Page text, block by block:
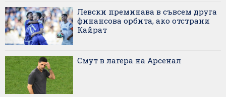
Левски преминава в съвсем друга
финансова орбита, ако отстрани
Кайрат
Смут в лагера на Арсенал